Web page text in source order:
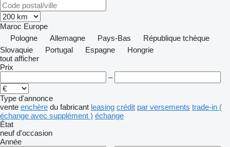
Maroc Europe
Pologne
Allemagne Pays-Bas
République tchèque
Slovaquie
Portugal Espagne
Hongrie
tout afficher
Prix
–
Type d'annonce
vente enchère du fabricant leasing crédit par versements trade-in (
échange avec supplément ) échange
État
neuf d'occasion
Année